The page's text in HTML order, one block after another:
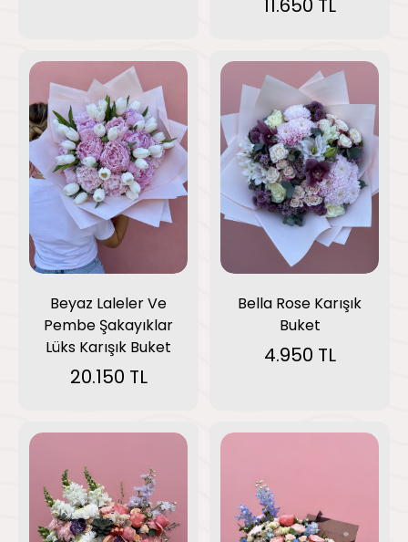
11.650 TL
Beyaz Laleler Ve
Pembe Şakayıklar
Lüks Karışık Buket
20.150 TL
Bella Rose Karışık
Buket
4.950 TL